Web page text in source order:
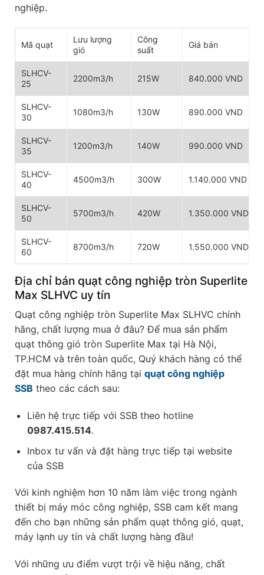
nghiệp.
Mã quạt
Lưu lượng
gió
Công
suất
Giá bán
SLHCV-
25
2200m3/h 215W 840.000 VND
SLHCV-
30
1080m3/h 130W 890.000 VND
SLHCV-
35
1200m3/h 140W 990.000 VND
SLHCV-
40
4500m3/h 300W 1.140.000 VND
SLHCV-
50
5700m3/h 420W 1.350.000 VND
SLHCV-
60
8700m3/h 720W 1.550.000 VND
Địa chỉ bán quạt công nghiệp tròn Superlite
Max SLHVC uy tín
Quạt công nghiệp tròn Superlite Max SLHVC chính
hãng, chất lượng mua ở đâu? Để mua sản phẩm
quạt thông gió tròn Superlite Max tại Hà Nội,
TP.HCM và trên toàn quốc, Quý khách hàng có thể
đặt mua hàng chính hãng tại quạt công nghiệp
SSB theo các cách sau:
Liên hệ trực tiếp với SSB theo hotline
0987.415.514.
Inbox tư vấn và đặt hàng trực tiếp tại website
của SSB
Với kinh nghiệm hơn 10 năm làm việc trong ngành
thiết bị máy móc công nghiệp, SSB cam kết mang
đến cho bạn những sản phẩm quạt thông gió, quạt,
máy lạnh uy tín và chất lượng hàng đầu!
Với những ưu điểm vượt trội về hiệu năng, chất